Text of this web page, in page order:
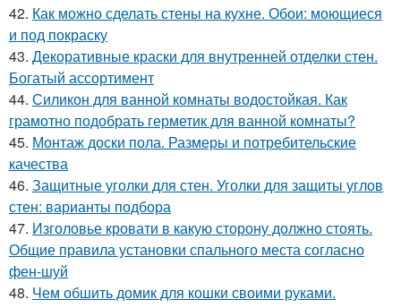
42. Как можно сделать стены на кухне. Обои: моющиеся
и под покраску
43. Декоративные краски для внутренней отделки стен.
Богатый ассортимент
44. Силикон для ванной комнаты водостойкая. Как
грамотно подобрать герметик для ванной комнаты?
45. Монтаж доски пола. Размеры и потребительские
качества
46. Защитные уголки для стен. Уголки для защиты углов
стен: варианты подбора
47. Изголовье кровати в какую сторону должно стоять.
Общие правила установки спального места согласно
фен-шуй
48. Чем обшить домик для кошки своими руками.